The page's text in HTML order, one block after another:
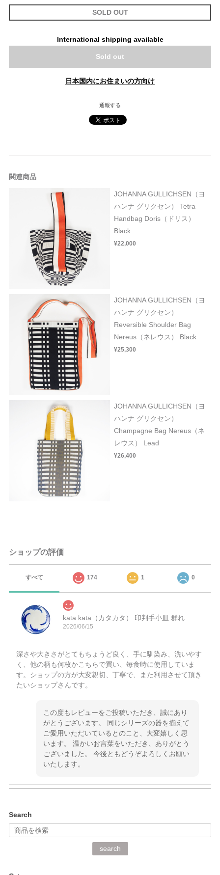
SOLD OUT
International shipping available
Sold out
日本国内にお住まいの方向け
通報する
関連商品
JOHANNA GULLICHSEN（ヨ
ハンナ グリクセン） Tetra
Handbag Doris（ドリス）
Black
¥22,000
JOHANNA GULLICHSEN（ヨ
ハンナ グリクセン）
Reversible Shoulder Bag
Nereus（ネレウス） Black
¥25,300
JOHANNA GULLICHSEN（ヨ
ハンナ グリクセン）
Champagne Bag Nereus（ネ
レウス） Lead
¥26,400
ショップの評価
すべて 174 1 0
kata kata（カタカタ） 印判手小皿 群れ
2026/06/15
深さや大きさがとてもちょうど良く、手に馴染み、洗いやす
く、他の柄も何枚かこちらで買い、毎食時に使用していま
す。ショップの方が大変親切、丁寧で、また利用させて頂き
たいショップさんです。
この度もレビューをご投稿いただき、誠にあり
がとうございます。 同じシリーズの器を揃えて
ご愛用いただいているとのこと、大変嬉しく思
います。 温かいお言葉をいただき、ありがとう
ございました。 今後ともどうぞよろしくお願い
いたします。
深さや大きさがとてもちょうど良く、手に馴染み、洗いやす
く、他の柄も何枚かこちらで買い、毎食時に使用していま
Search
search